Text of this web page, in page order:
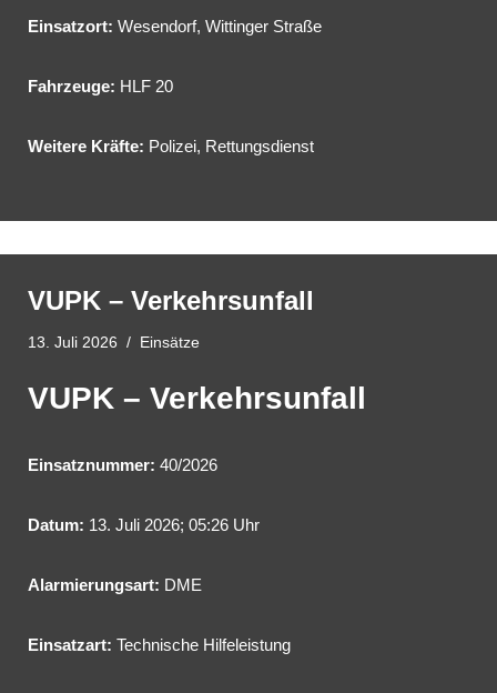
Einsatzort: Wesendorf, Wittinger Straße
Fahrzeuge: HLF 20
Weitere Kräfte: Polizei, Rettungsdienst
VUPK – Verkehrsunfall
13. Juli 2026 Einsätze
VUPK – Verkehrsunfall
Einsatznummer: 40/2026
Datum: 13. Juli 2026; 05:26 Uhr
Alarmierungsart: DME
Einsatzart: Technische Hilfeleistung